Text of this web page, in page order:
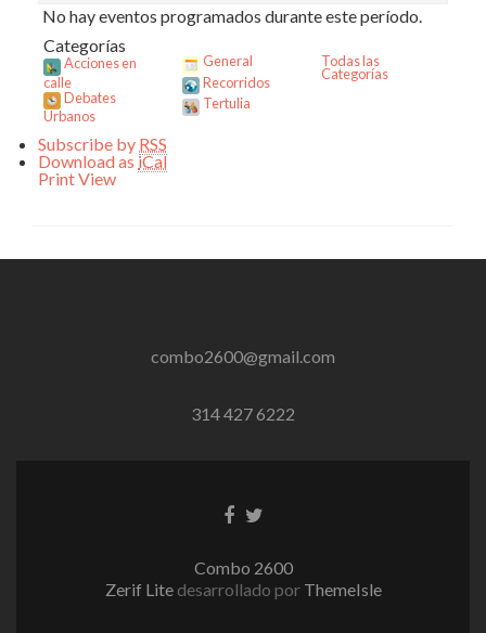
No hay eventos programados durante este período.
Categorías
Acciones en
calle
Debates
Urbanos
General
Recorridos
Tertulia
Todas las
Categorías
Subscribe by RSS
Download as iCal
PrintView
combo2600@gmail.com
314 427 6222
EnlaceEnlace
Combo 2600
Zerif Lite desarrollado por ThemeIsle